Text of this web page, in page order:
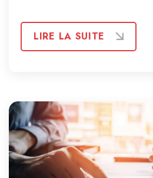
LIRE LA SUITE